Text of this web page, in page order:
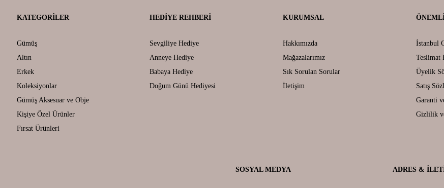
KATEGORILER
Gümüş
Altın
Erkek
Koleksiyonlar
Gümüş Aksesuar ve Obje
Kişiye Özel Ürünler
Fırsat Ürünleri
HEDIYE REHBERI
Sevgiliye Hediye
Anneye Hediye
Babaya Hediye
Doğum Günü Hediyesi
KURUMSAL
Hakkımızda
Mağazalarımız
Sık Sorulan Sorular
İletişim
İstanbul
Teslimat
Üyelik
Satış
Garanti
Gizlilik
SOSYAL MEDYA ADRES &